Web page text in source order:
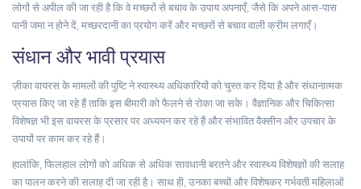
लोगों से अपील की जा रही है कि वे मच्छरों से बचाव के उपाय अपनाएँ, जैसे कि अपने आस-पास
पानी जमा न होने दें, मच्छरदानी का प्रयोग करें और मच्छरों से बचाव वाली क्रीम लगाएँ।
संधान और भावी प्रयास
ज़ीका वायरस के मामलों की पुष्टि ने स्वास्थ्य अधिकारियों को चुस्त कर दिया है और संधानात्मक
प्रयास किए जा रहे हैं ताकि इस बीमारी को फैलने से रोका जा सके। वैज्ञानिक और चिकित्सा
विशेषज्ञ भी इस वायरस के प्रसार पर अध्ययन कर रहे हैं और संभावित वैक्सीन और उपचार के
उपायों पर काम कर रहे हैं।
हालांकि, फिलहाल लोगों को अधिक से अधिक सावधानी बरतने और स्वास्थ्य विशेषज्ञों की सलाह
का पालन करने की सलाह दी जा रही है। साथ ही, उनका बच्चों और विशेषकर गर्भवती महिलाओं